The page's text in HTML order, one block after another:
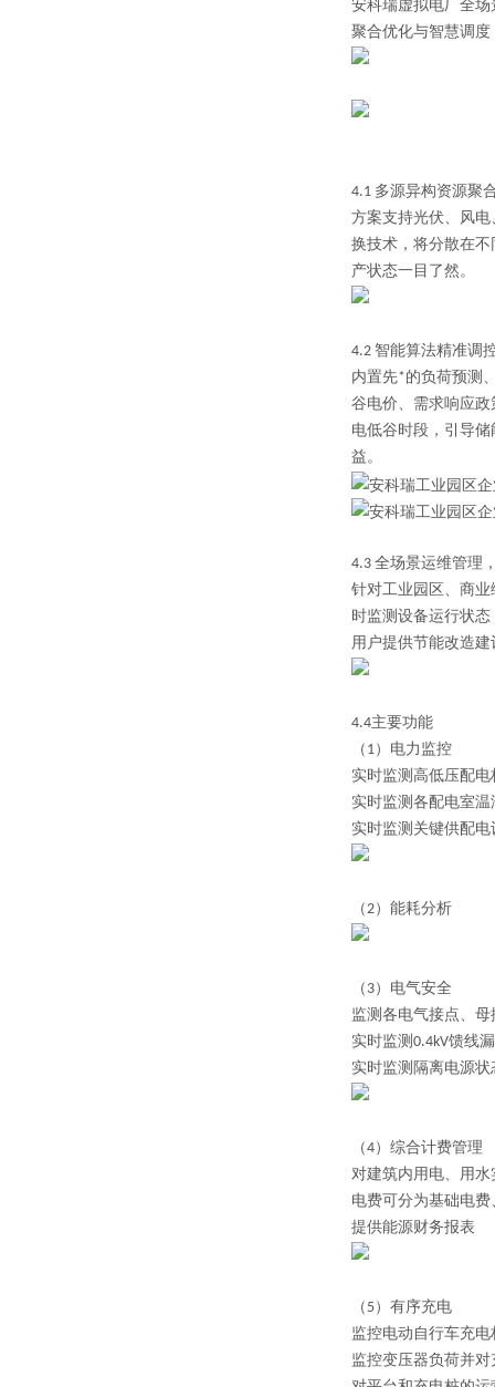
安科瑞虚拟电厂全场
聚合优化与智慧调
4.1 多源异构资源聚
方案支持光伏、风
换技术，将分散在不
产状态一目了然。
4.2 智能算法精准调
内置先*的负荷预测
谷电价、需求响应
电低谷时段，引导
益。
4.3 全场景运维管理
针对工业园区、商
时监测设备运行状
用户提供节能改造
4.4主要功能
（1） 电力监控
实时监测高低压配
实时监测各配电室
实时监测关键供配
（2） 能耗分析
（3） 电气安全
监测各电气接点、
实时监测0.4kV馈线
实时监测隔离电源
（4） 综合计费管理
对建筑内用电、用
电费可分为基础电
提供能源财务报表
（5） 有序充电
监控电动自行车充
监控变压器负荷并